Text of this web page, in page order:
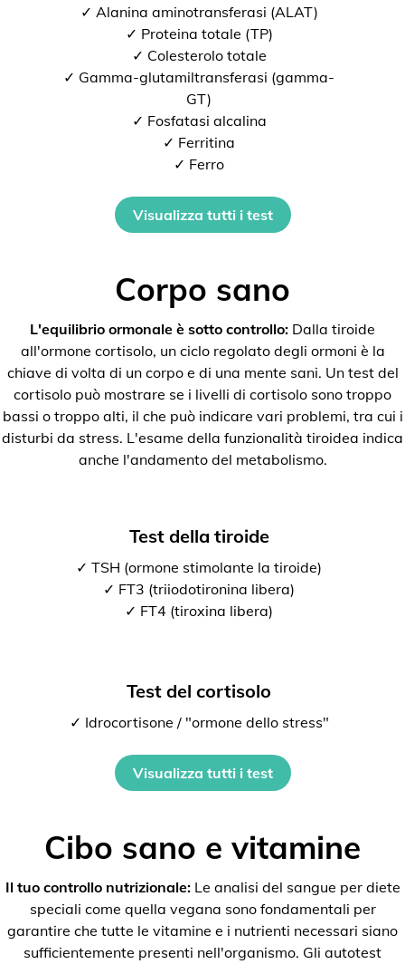
✓ Alanina aminotransferasi (ALAT)
✓ Proteina totale (TP)
✓ Colesterolo totale
✓ Gamma-glutamiltransferasi (gamma-
GT)
✓ Fosfatasi alcalina
✓ Ferritina
✓ Ferro
Visualizza tutti i test
Corpo sano
L'equilibrio ormonale è sotto controllo: Dalla tiroide
all'ormone cortisolo, un ciclo regolato degli ormoni è la
chiave di volta di un corpo e di una mente sani. Un test del
cortisolo può mostrare se i livelli di cortisolo sono troppo
bassi o troppo alti, il che può indicare vari problemi, tra cui i
disturbi da stress. L'esame della funzionalità tiroidea indica
anche l'andamento del metabolismo.
Test della tiroide
✓ TSH (ormone stimolante la tiroide)
✓ FT3 (triiodotironina libera)
✓ FT4 (tiroxina libera)
Test del cortisolo
✓ Idrocortisone / "ormone dello stress"
Visualizza tutti i test
Cibo sano e vitamine
Il tuo controllo nutrizionale:Le analisi del sangue per diete
speciali come quella vegana sono fondamentali per
garantire che tutte le vitamine e i nutrienti necessari siano
sufficientemente presenti nell'organismo. Gli autotest